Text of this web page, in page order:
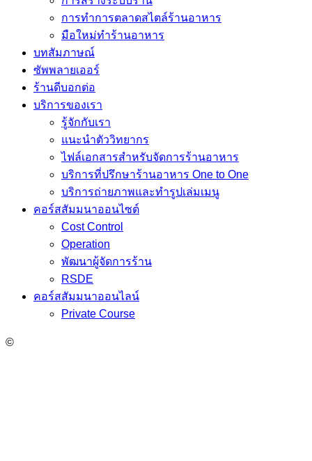
การทำการตลาดสไตล์ร้านอาหาร
มือใหม่ทำร้านอาหาร
บทสัมภาษณ์
ซัพพลายเออร์
ร้านดีบอกต่อ
บริการของเรา
รู้จักกับเรา
แนะนำตัววิทยากร
ไฟล์เอกสารสำหรับจัดการร้านอาหาร
บริการที่ปรึกษาร้านอาหาร One to One
บริการถ่ายภาพและทำรูปเล่มเมนู
คอร์สสัมมนาออนไซต์
Cost Control
Operation
พัฒนาผู้จัดการร้าน
RSDE
คอร์สสัมมนาออนไลน์
Private Course
©